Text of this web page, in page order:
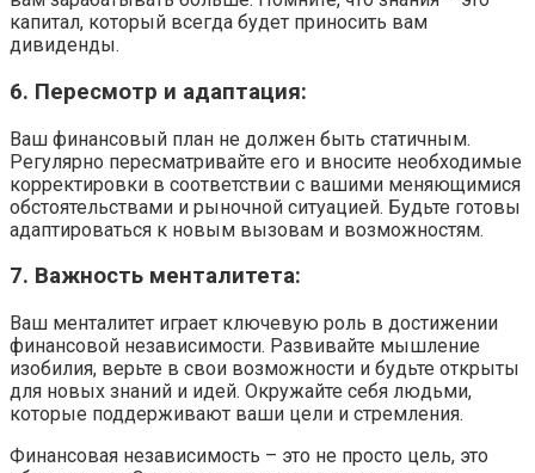
капитал, который всегда будет приносить вам
дивиденды.
6. Пересмотр и адаптация:
Ваш финансовый план не должен быть статичным.
Регулярно пересматривайте его и вносите необходимые
корректировки в соответствии с вашими меняющимися
обстоятельствами и рыночной ситуацией. Будьте готовы
адаптироваться к новым вызовам и возможностям.
7. Важность менталитета:
Ваш менталитет играет ключевую роль в достижении
финансовой независимости. Развивайте мышление
изобилия, верьте в свои возможности и будьте открыты
для новых знаний и идей. Окружайте себя людьми,
которые поддерживают ваши цели и стремления.
Финансовая независимость – это не просто цель, это